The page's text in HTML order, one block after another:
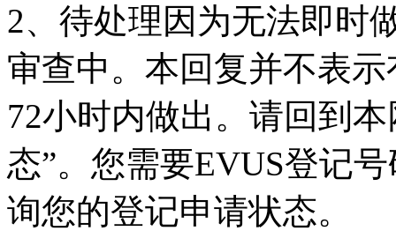
2、待处理因为无法即时
审查中。本回复并不表
72小时内做出。请回到
态”。您需要EVUS登记
询您的登记申请状态。